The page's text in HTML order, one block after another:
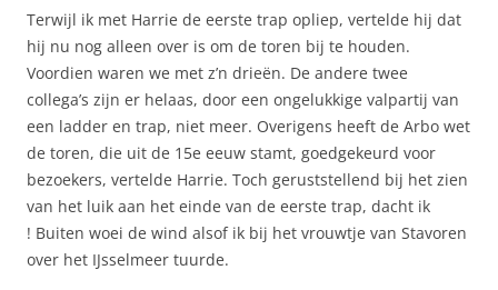
Terwijl ik met Harrie de eerste trap opliep, vertelde hij dat
hij nu nog alleen over is om de toren bij te houden.
Voordien waren we met z’n drieën. De andere twee
collega’s zijn er helaas, door een ongelukkige valpartij van
een ladder en trap, niet meer. Overigens heeft de Arbo wet
de toren, die uit de 15e eeuw stamt, goedgekeurd voor
bezoekers, vertelde Harrie. Toch geruststellend bij het zien
van het luik aan het einde van de eerste trap, dacht ik
! Buiten woei de wind alsof ik bij het vrouwtje van Stavoren
over het IJsselmeer tuurde.